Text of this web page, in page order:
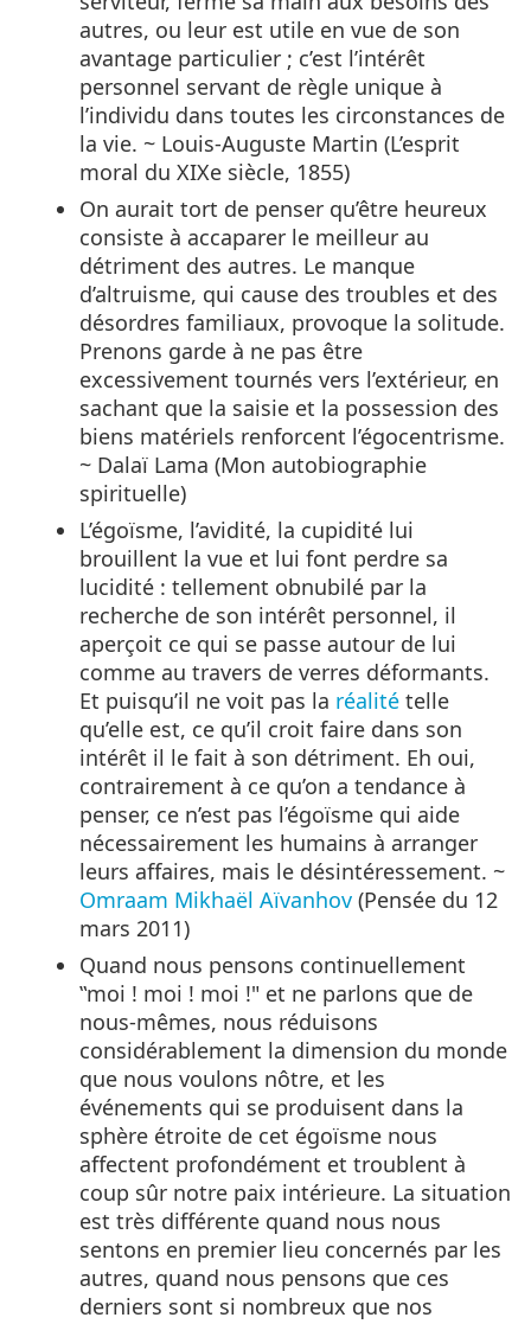
autres, ou leur est utile en vue de son
avantage particulier ; c’est l’intérêt
personnel servant de règle unique à
l’individu dans toutes les circonstances de
la vie. ~ Louis-Auguste Martin (L’esprit
moral du XIXe siècle, 1855)
On aurait tort de penser qu’être heureux
consiste à accaparer le meilleur au
détriment des autres. Le manque
d’altruisme, qui cause des troubles et des
désordres familiaux, provoque la solitude.
Prenons garde à ne pas être
excessivement tournés vers l’extérieur, en
sachant que la saisie et la possession des
biens matériels renforcent l’égocentrisme.
~ Dalaï Lama (Mon autobiographie
spirituelle)
L’égoïsme, l’avidité, la cupidité lui
brouillent la vue et lui font perdre sa
lucidité : tellement obnubilé par la
recherche de son intérêt personnel, il
aperçoit ce qui se passe autour de lui
comme au travers de verres déformants.
Et puisqu’il ne voit pas la réalité telle
qu’elle est, ce qu’il croit faire dans son
intérêt il le fait à son détriment. Eh oui,
contrairement à ce qu’on a tendance à
penser, ce n’est pas l’égoïsme qui aide
nécessairement les humains à arranger
leurs affaires, mais le désintéressement. ~
Omraam Mikhaël Aïvanhov (Pensée du 12
mars 2011)
Quand nous pensons continuellement
‟moi ! moi ! moi !" et ne parlons que de
nous-mêmes, nous réduisons
considérablement la dimension du monde
que nous voulons nôtre, et les
événements qui se produisent dans la
sphère étroite de cet égoïsme nous
affectent profondément et troublent à
coup sûr notre paix intérieure. La situation
est très différente quand nous nous
sentons en premier lieu concernés par les
autres, quand nous pensons que ces
derniers sont si nombreux que nos